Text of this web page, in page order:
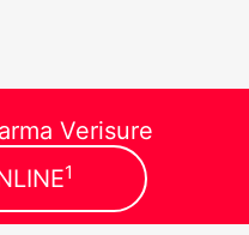
Verisure
1